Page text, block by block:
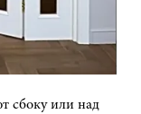
сбоку или над